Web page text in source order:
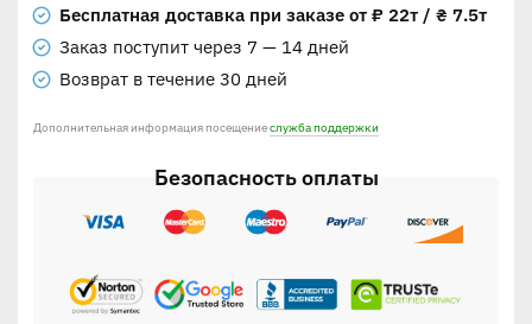
Бесплатная доставка при заказе от ₽ 22т / ₴ 7.5т
Заказ поступит через 7 — 14 дней
Возврат в течение 30 дней
Дополнительная информация посещениеслужба поддержки
Безопасность оплаты